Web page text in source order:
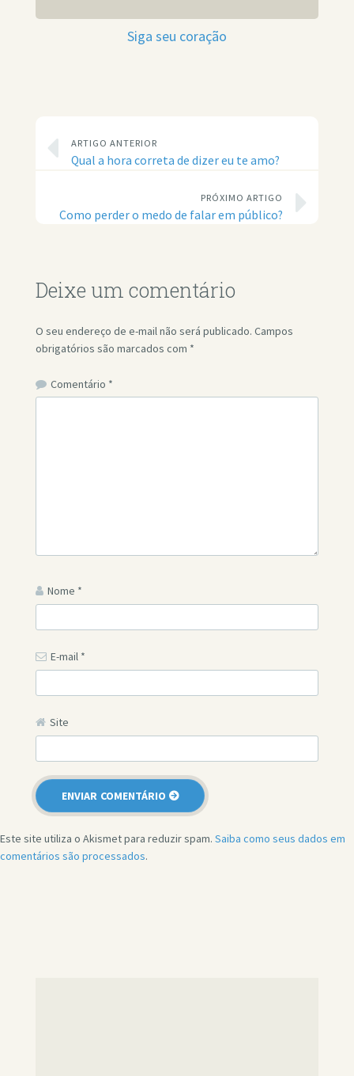
Siga seu coração
ARTIGO ANTERIOR
Qual a hora correta de dizer eu te amo?
PRÓXIMO ARTIGO
Como perder o medo de falar em público?
Deixe um comentário
O seu endereço de e-mail não será publicado. Campos
obrigatórios são marcados com *
Comentário *
Nome *
E-mail *
Site
Este site utiliza o Akismet para reduzir spam. Saiba como seus dados em
comentários são processados.